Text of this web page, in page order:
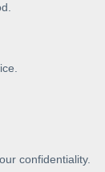
confidentiality.